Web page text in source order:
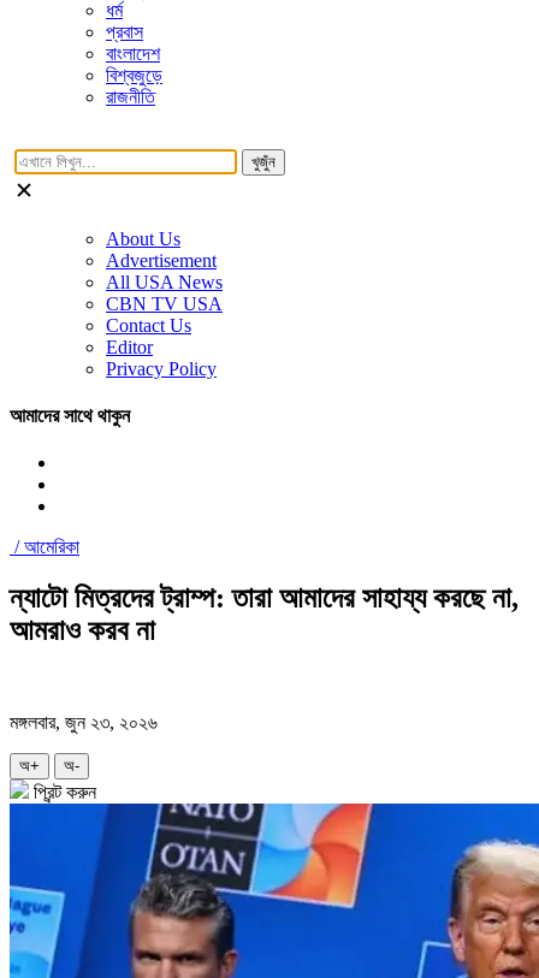
ধর্ম
প্রবাস
বাংলাদেশ
বিশ্বজুড়ে
রাজনীতি
খুজুঁন
About Us
Advertisement
All USA News
CBN TV USA
Contact Us
Editor
Privacy Policy
আমাদের সাথে থাকুন
/আমেরিকা
ন্যাটো মিত্রদের ট্রাম্প: তারা আমাদের সাহায্য করছে না,
আমরাও করব না
মঙ্গলবার, জুন ২৩, ২০২৬
অ+ অ-
প্রিন্ট করুন